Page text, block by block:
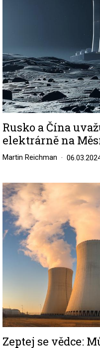
Rusko a Čína
elektrárně na
Martin Reichman
Image
Zeptej se vědce: